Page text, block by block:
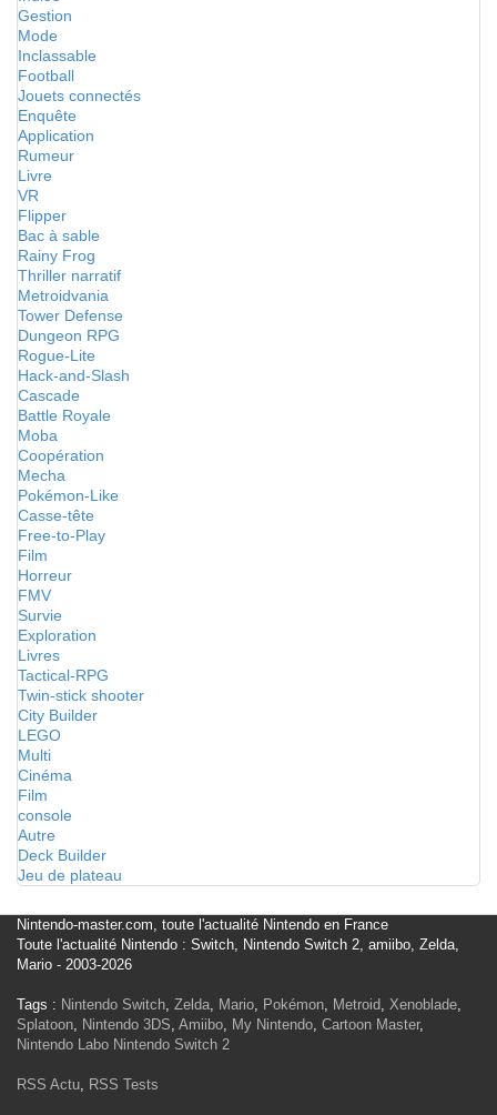
Gestion
Mode
Inclassable
Football
Jouets connectés
Enquête
Application
Rumeur
Livre
VR
Flipper
Bac à sable
Rainy Frog
Thriller narratif
Metroidvania
Tower Defense
Dungeon RPG
Rogue-Lite
Hack-and-Slash
Cascade
Battle Royale
Moba
Coopération
Mecha
Pokémon-Like
Casse-tête
Free-to-Play
Film
Horreur
FMV
Survie
Exploration
Livres
Tactical-RPG
Twin-stick shooter
City Builder
LEGO
Multi
Cinéma
Film
console
Autre
Deck Builder
Jeu de plateau
Nintendo-master.com, toute l'actualité Nintendo en France
Toute l'actualité Nintendo : Switch, Nintendo Switch 2, amiibo, Zelda,
Mario - 2003-2026
Tags : Nintendo Switch, Zelda, Mario, Pokémon, Metroid, Xenoblade,
Splatoon, Nintendo 3DS, Amiibo, My Nintendo, Cartoon Master,
Nintendo Labo Nintendo Switch 2
RSS Actu, RSS Tests